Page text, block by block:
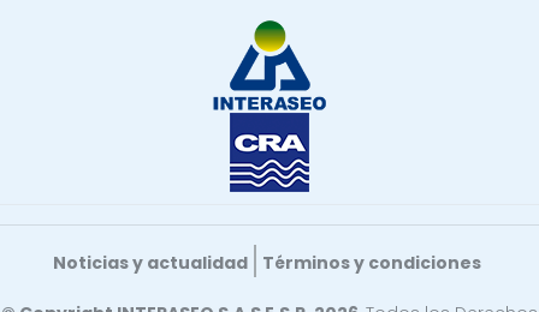
Noticias y actualidad Términos y condiciones